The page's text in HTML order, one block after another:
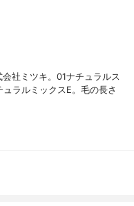
社ミツキ。01ナチュラルス
ラルミックスE。毛の長さ